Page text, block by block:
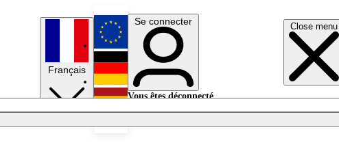
Close menu
Français
English
Deutsch
Se connecter
Vous êtes déconnecté.